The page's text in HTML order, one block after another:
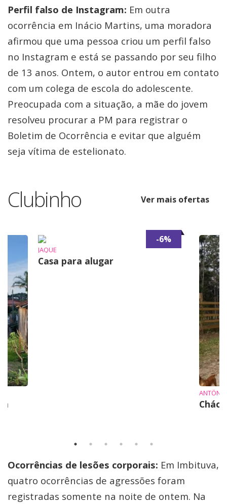
Perfil falso de Instagram: Em outra
ocorrência em Inácio Martins, uma moradora
afirmou que uma pessoa criou um perfil falso
no Instagram e está se passando por seu filho
de 13 anos. Ontem, o autor entrou em contato
com um colega de escola do adolescente.
Preocupada com a situação, a mãe do jovem
resolveu procurar a PM para registrar o
Boletim de Ocorrência e evitar que alguém
seja vítima de estelionato.
Clubinho Ver mais ofertas
-6%
JAQUE
Casa para alugar
ANTÔNIO
Ocorrências de lesões corporais: Em Imbituva,
quatro ocorrências de agressões foram
registradas somente na noite de ontem. Na